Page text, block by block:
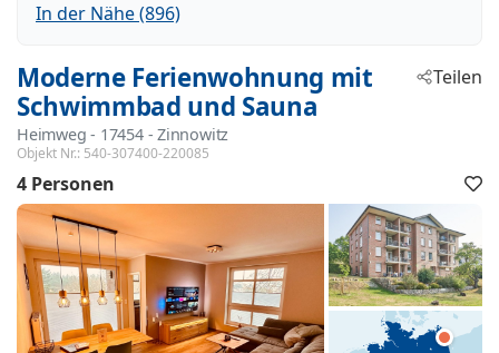
In der Nähe (896)
Moderne Ferienwohnung mit
Schwimmbad und Sauna
Heimweg - 17454 - Zinnowitz
Objekt Nr.: 540-307400-220085
Teilen
4 Personen